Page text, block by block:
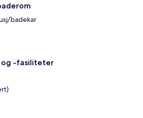
badekar
-fasiliteter